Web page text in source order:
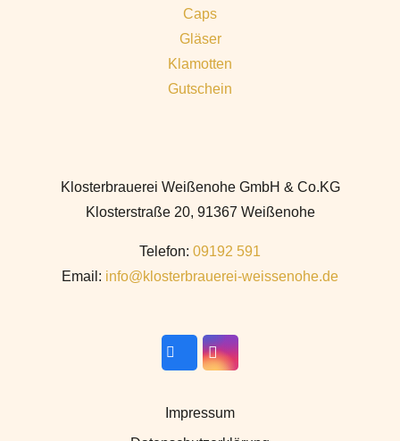
Caps
Gläser
Klamotten
Gutschein
Klosterbrauerei Weißenohe GmbH & Co.KG
Klosterstraße 20, 91367 Weißenohe
Telefon: 09192 591
Email: info@klosterbrauerei-weissenohe.de
Impressum